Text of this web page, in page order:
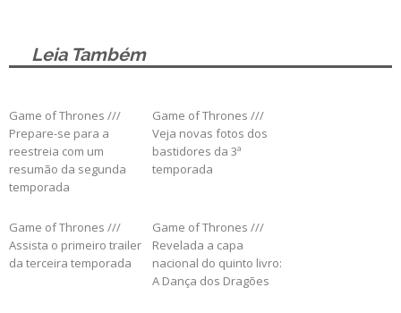
Leia Também
Game of Thrones ///
Prepare-se para a
reestreia com um
resumão da segunda
temporada
Game of Thrones ///
Veja novas fotos dos
bastidores da 3ª
temporada
Game of Thrones ///
Assista o primeiro trailer
da terceira temporada
Game of Thrones ///
Revelada a capa
nacional do quinto livro:
A Dança dos Dragões